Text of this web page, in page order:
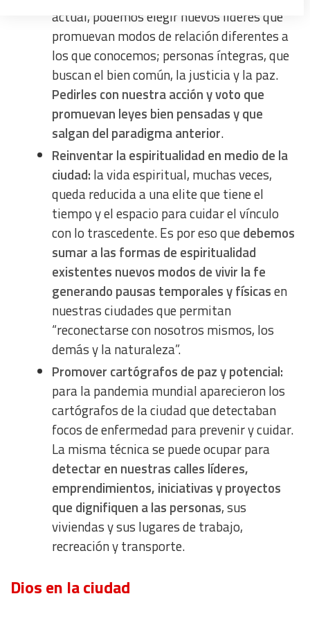
actual, podemos elegir nuevos líderes que
promuevan modos de relación diferentes a
los que conocemos; personas íntegras, que
buscan el bien común, la justicia y la paz.
Pedirles con nuestra acción y voto que
promuevan leyes bien pensadas y que
salgan del paradigma anterior.
Reinventar la espiritualidad en medio de la
ciudad: la vida espiritual, muchas veces,
queda reducida a una elite que tiene el
tiempo y el espacio para cuidar el vínculo
con lo trascedente. Es por eso quedebemos
sumar a las formas de espiritualidad
existentes nuevos modos de vivir la fe
generando pausas temporales y físicasen
nuestras ciudades que permitan
“reconectarse con nosotros mismos, los
demás y la naturaleza”.
Promover cartógrafos de paz y potencial:
para la pandemia mundial aparecieron los
cartógrafos de la ciudad que detectaban
focos de enfermedad para prevenir y cuidar.
La misma técnica se puede ocupar para
detectar en nuestras calles líderes,
emprendimientos, iniciativas y proyectos
que dignifiquen a las personas, sus
viviendas y sus lugares de trabajo,
recreación y transporte.
Dios en la ciudad
Create profiles to personalise content
Use profiles to select personalised content
Measure advertising performance
Measure content performance
Understand audiences through statistics or combinations
of data from different sources
Develop and improve services
Use limited data to select content
IAB Special Features:
Use precise geolocation data
Identify devices based on information actively requested
Non-IAB processing purposes:
Essential
Analytical
Functional
Advertising